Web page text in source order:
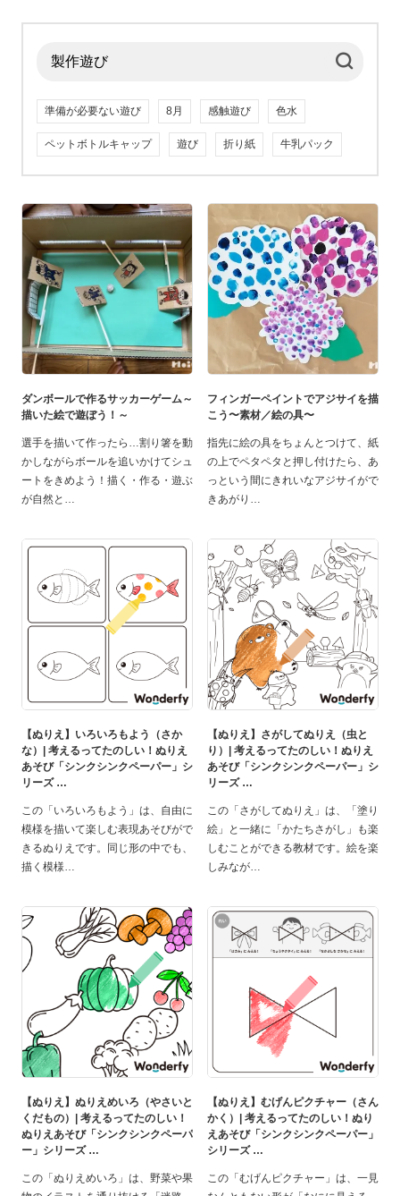
準備が必要ない遊び 8月 感触遊び 色水
ペットボトルキャップ 遊び 折り紙 牛乳パック
ダンボールで作るサッカーゲーム～
描いた絵で遊ぼう！～
選手を描いて作ったら…割り箸を動
かしながらボールを追いかけてシュ
ートをきめよう！描く・作る・遊ぶ
が自然と
フィンガーペイントでアジサイを描
こう〜素材／絵の具〜
指先に絵の具をちょんとつけて、紙
の上でペタペタと押し付けたら、あ
っという間にきれいなアジサイがで
きあがり
【ぬりえ】いろいろもよう（さか
な）| 考えるってたのしい！ぬりえ
あそび「シンクシンクペーパー」シ
リーズ
この「いろいろもよう」は、自由に
模様を描いて楽しむ表現あそびがで
きるぬりえです。同じ形の中でも、
描く模様
【ぬりえ】さがしてぬりえ（虫と
り）| 考えるってたのしい！ぬりえ
あそび「シンクシンクペーパー」シ
リーズ
この「さがしてぬりえ」は、「塗り
絵」と一緒に「かたちさがし」も楽
しむことができる教材です。絵を楽
しみなが
【ぬりえ】ぬりえめいろ（やさいと
くだもの）| 考えるってたのしい！
ぬりえあそび「シンクシンクペーパ
ー」シリーズ
この「ぬりえめいろ」は、野菜や果
【ぬりえ】むげんピクチャー（さん
かく）| 考えるってたのしい！ぬり
えあそび「シンクシンクペーパー」
シリーズ
この「むげんピクチャー」は、一見